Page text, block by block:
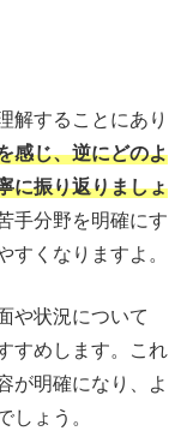
解することにあり
感じ、逆にどのよ
に振り返りましょ
手分野を明確にす
すくなりますよ。
や状況について
すめします。これ
が明確になり、よ
しょう。